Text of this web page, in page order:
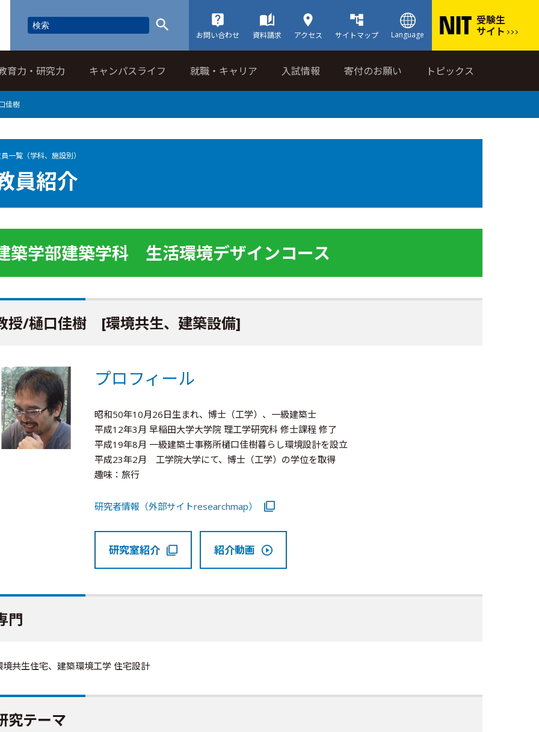
お問い合わせ 資料請求 アクセス サイトマップ Language
受験生
サイト
育力・研究力 キャンパスライフ 就職・キャリア 入試情報 寄付のお願い トピックス
佳樹
一覧（学科、施設別）
員紹介
築学部建築学科 生活環境デザインコース
授/樋口佳樹 [環境共生、建築設備]
プロフィール
昭和50年10月26日生まれ、博士（工学）、一級建築士
平成12年3月 早稲田大学大学院 理工学研究科 修士課程 修了
平成19年8月 一級建築士事務所樋口佳樹暮らし環境設計を設立
平成23年2月 工学院大学にて、博士（工学）の学位を取得
趣味：旅行
研究者情報（外部サイトresearchmap）
研究室紹介 紹介動画
門
境共生住宅、建築環境工学 住宅設計
究テーマ